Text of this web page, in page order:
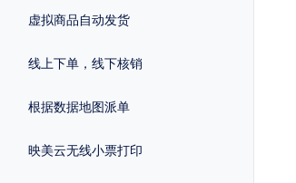
虚拟商品自动发货
线上下单，线下核销
根据数据地图派单
映美云无线小票打印